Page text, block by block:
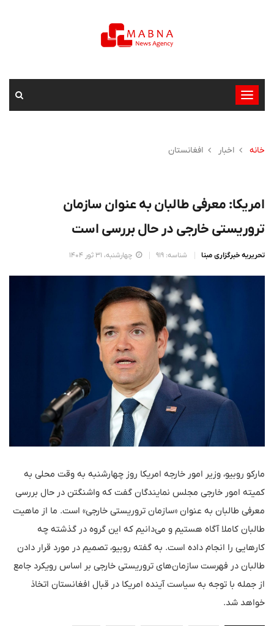
تغییر
وضعیت
خانه
اخبار افغانستان
امریکا: معرفی طالبان به عنوان سازمان
تروریستی خارجی در حال بررسی است
تحریریه خبرگزاری مبنا شناسه: 919 چهارشنبه، 31 ثور 1404
مارکو روبیو، وزیر امور خارجه امریکا روز چهارشنبه به وقت محلی به
کمیته امور خارجی مجلس نمایندگان گفت که واشنگتن در حال بررسی
معرفی طالبان به عنوان «سازمان تروریستی خارجی» است. ما از ماهیت
طالبان کاملا آگاه هستیم و می‌دانیم که این گروه در گذشته چه
کارهایی را انجام داده است. به گفته روبیو، تصمیم در مورد قرار دادن
طالبان در فهرست سازمان‌های تروریستی خارجی بر اساس رویکرد جامع
از جمله با توجه به سیاست آینده امریکا در قبال افغانستان اتخاذ
خواهد شد.